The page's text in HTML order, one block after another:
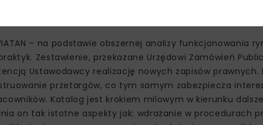
Społecznej mówią same za siebie – stopa bezrobocia w
wyniosła 11,7%[2].
– na podstawie obszernej analizy funkcjonowania
Zestawienie, przekazane Urzędowi Zamówień
Ustawodawcy realizację nowych zapisów prawnych.
przetargów, co tym samym zabezpiecza
Katalog jest krokiem milowym w kierunku
on tak istotne aspekty jak: wdrażanie w procedurach